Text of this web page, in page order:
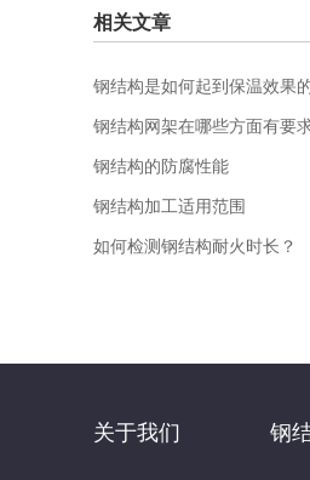
相关文章
钢结构是如何起到保温效果
钢结构网架在哪些方面有要
钢结构的防腐性能
钢结构加工适用范围
如何检测钢结构耐火时长？
关于我们 钢